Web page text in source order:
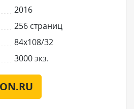
2016
256 страниц
84x108/32
3000 экз.